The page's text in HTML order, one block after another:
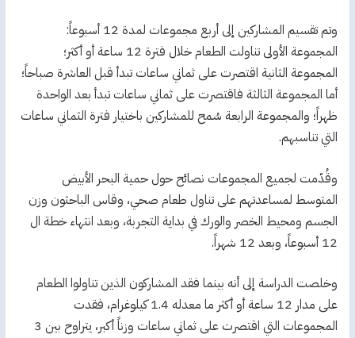
وتم تقسيم المشاركين إلى أربع مجموعات لمدة 12 أسبوعاً:
المجموعة الأولى تناولت الطعام خلال فترة 12 ساعة أو أكثر؛
المجموعة الثانية اقتصرت على ثماني ساعات تبدأ قبل العاشرة صباحاً؛
أما المجموعة الثالثة فاقتصرت على ثماني ساعات تبدأ بعد الواحدة
ظهراً؛ والمجموعة الرابعة سُمح للمشاركين باختيار فترة الثماني ساعات
التي تناسبهم.
وقُدّمت لجميع المجموعات نصائح حول حمية البحر الأبيض
المتوسط لمساعدتهم على تناول طعام صحي، وقاس الباحثون وزن
الجسم ومحيط الخصر والورك في بداية التجربة، وبعد انتهاء خطة ال
12 أسبوعاً، وبعد 12 شهراً.
وخلصت الدراسة إلى أنه بينما فقد المشاركون الذين تناولوا الطعام
على مدار 12 ساعة أو أكثر ما معدله 1.4 كيلوغرام، فقدت
المجموعات التي اقتصرت على ثماني ساعات وزناً أكبر، يتراوح بين 3